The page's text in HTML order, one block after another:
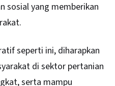
sosial yang memberikan
seperti ini, diharapkan
di sektor pertanian
serta mampu